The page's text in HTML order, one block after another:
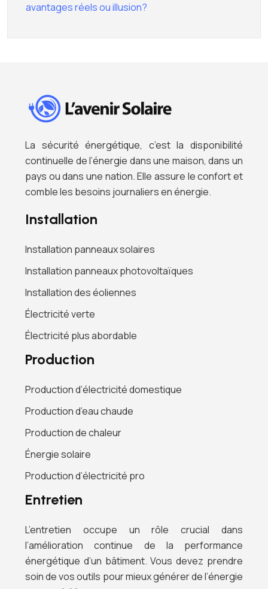
avantages réels ou illusion?
La sécurité énergétique, c’est la disponibilité
continuelle de l’énergie dans une maison, dans un
pays ou dans une nation. Elle assure le confort et
comble les besoins journaliers en énergie.
Installation
Installation panneaux solaires
Installation panneaux photovoltaïques
Installation des éoliennes
Électricité verte
Électricité plus abordable
Production
Production d’électricité domestique
Production d’eau chaude
Production de chaleur
Énergie solaire
Production d’électricité pro
Entretien
L’entretien occupe un rôle crucial dans
l’amélioration continue de la performance
énergétique d’un bâtiment. Vous devez prendre
soin de vos outils pour mieux générer de l’énergie